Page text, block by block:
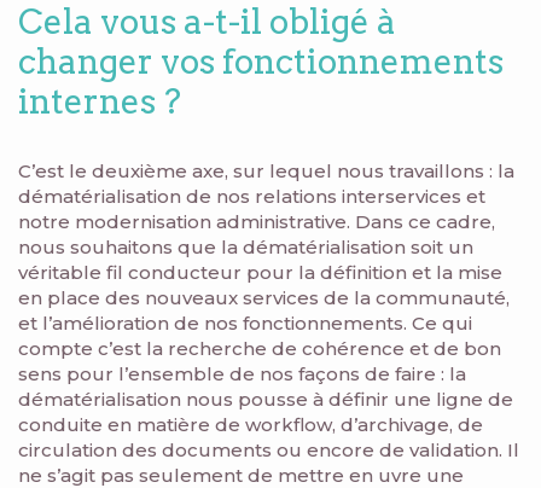
Cela vous a-t-il obligé à
changer vos fonctionnements
internes ?
C’est le deuxième axe, sur lequel nous travaillons : la
dématérialisation de nos relations interservices et
notre modernisation administrative. Dans ce cadre,
nous souhaitons que la dématérialisation soit un
véritable fil conducteur pour la définition et la mise
en place des nouveaux services de la communauté,
et l’amélioration de nos fonctionnements. Ce qui
compte c’est la recherche de cohérence et de bon
sens pour l’ensemble de nos façons de faire : la
dématérialisation nous pousse à définir une ligne de
conduite en matière de workflow, d’archivage, de
circulation des documents ou encore de validation. Il
ne s’agit pas seulement de mettre en uvre une